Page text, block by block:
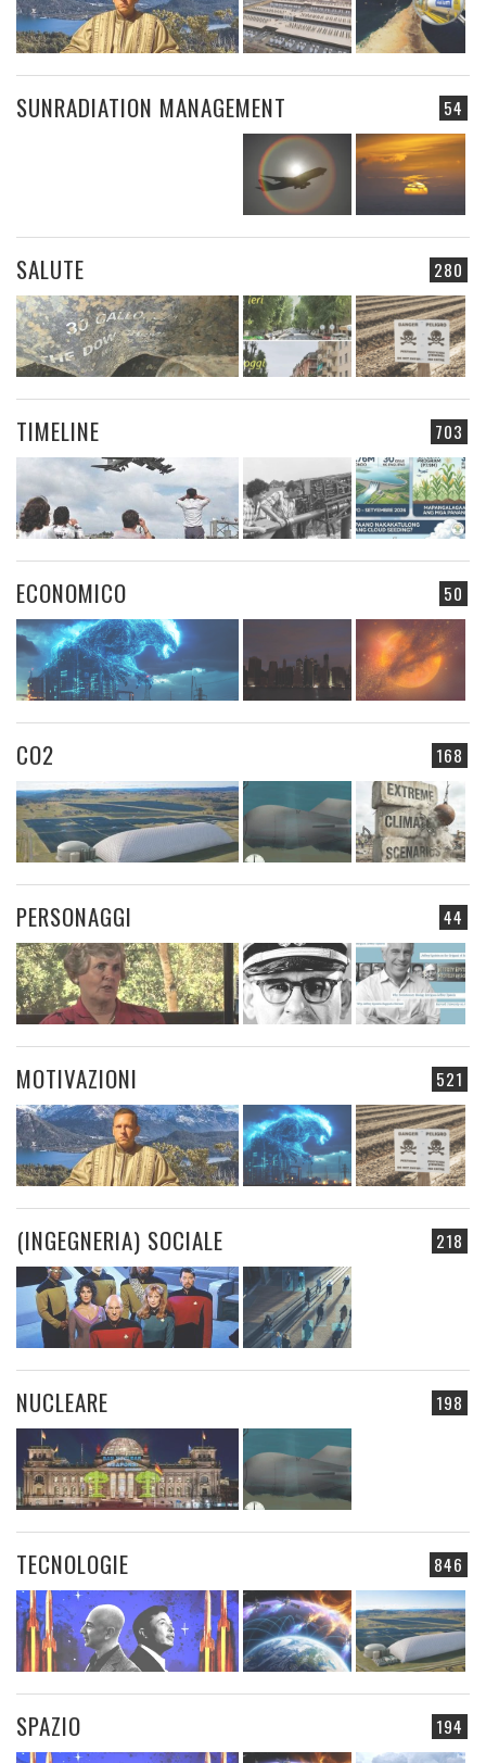
54
SUNRADIATION MANAGEMENT
280
SALUTE
703
TIMELINE
50
ECONOMICO
168
CO2
44
PERSONAGGI
521
MOTIVAZIONI
218
(INGEGNERIA) SOCIALE
198
NUCLEARE
846
TECNOLOGIE
194
SPAZIO